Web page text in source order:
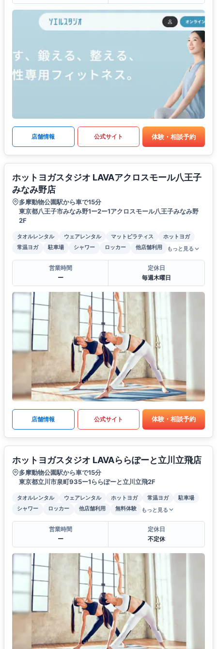
店舗情報 公式サイト 体験・相談予約
ホットヨガスタジオ LAVAアクロスモール八王子
みなみ野店
多摩動物公園駅から車で15分
東京都八王子市みなみ野1ー2ー1アクロスモール八王子みなみ野
2F
タオルレンタル ウェアレンタル マットピラティス
ホットヨガ
常温ヨガ
駐車場 シャワー ロッカー 他店舗利用 もっと見る
営業時間
ー
定休日
毎週木曜日
店舗情報 公式サイト 体験・相談予約
ホットヨガスタジオ LAVAららぽーと立川立飛店
多摩動物公園駅から車で15分
東京都立川市泉町935ー1ららぽーと立川立飛2F
タオルレンタル ウェアレンタル ホットヨガ 常温ヨガ
駐車場
シャワー
ロッカー 他店舗利用 無料体験 もっと見る
営業時間
ー
定休日
不定休